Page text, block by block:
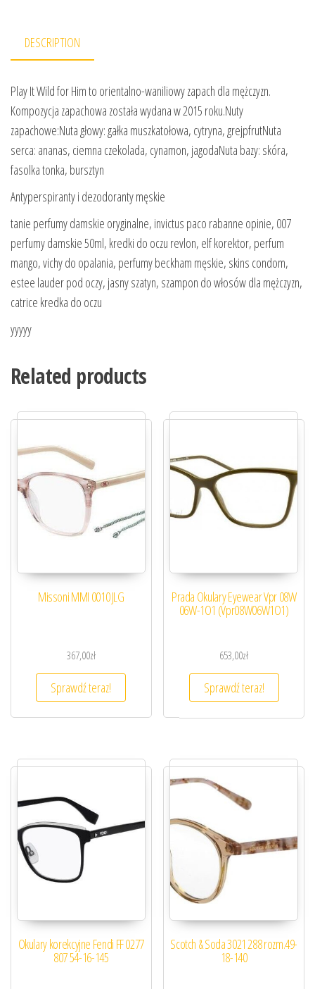
DESCRIPTION
Play It Wild for Him to orientalno-waniliowy zapach dla mężczyzn.
Kompozycja zapachowa została wydana w 2015 roku.Nuty
zapachowe:Nuta głowy: gałka muszkatołowa, cytryna, grejpfrutNuta
serca: ananas, ciemna czekolada, cynamon, jagodaNuta bazy: skóra,
fasolka tonka, bursztyn
Antyperspiranty i dezodoranty męskie
tanie perfumy damskie oryginalne, invictus paco rabanne opinie, 007
perfumy damskie 50ml, kredki do oczu revlon, elf korektor, perfum
mango, vichy do opalania, perfumy beckham męskie, skins condom,
estee lauder pod oczy, jasny szatyn, szampon do włosów dla mężczyzn,
catrice kredka do oczu
yyyyy
Related products
Missoni MMI 0010 JLG
367,00zł
Sprawdź teraz!
Prada Okulary Eyewear Vpr 08W
06W-1O1 (Vpr08W06W1O1)
653,00zł
Sprawdź teraz!
Okulary korekcyjne Fendi FF 0277
807 54-16-145
Scotch & Soda 3021 288 rozm.49-
18-140